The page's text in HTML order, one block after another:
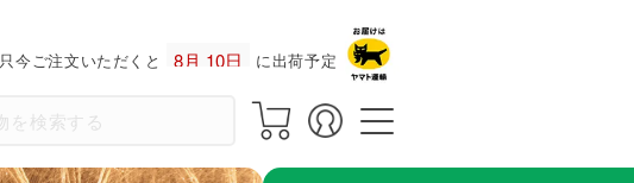
只今ご注文いただくと に出荷予定！